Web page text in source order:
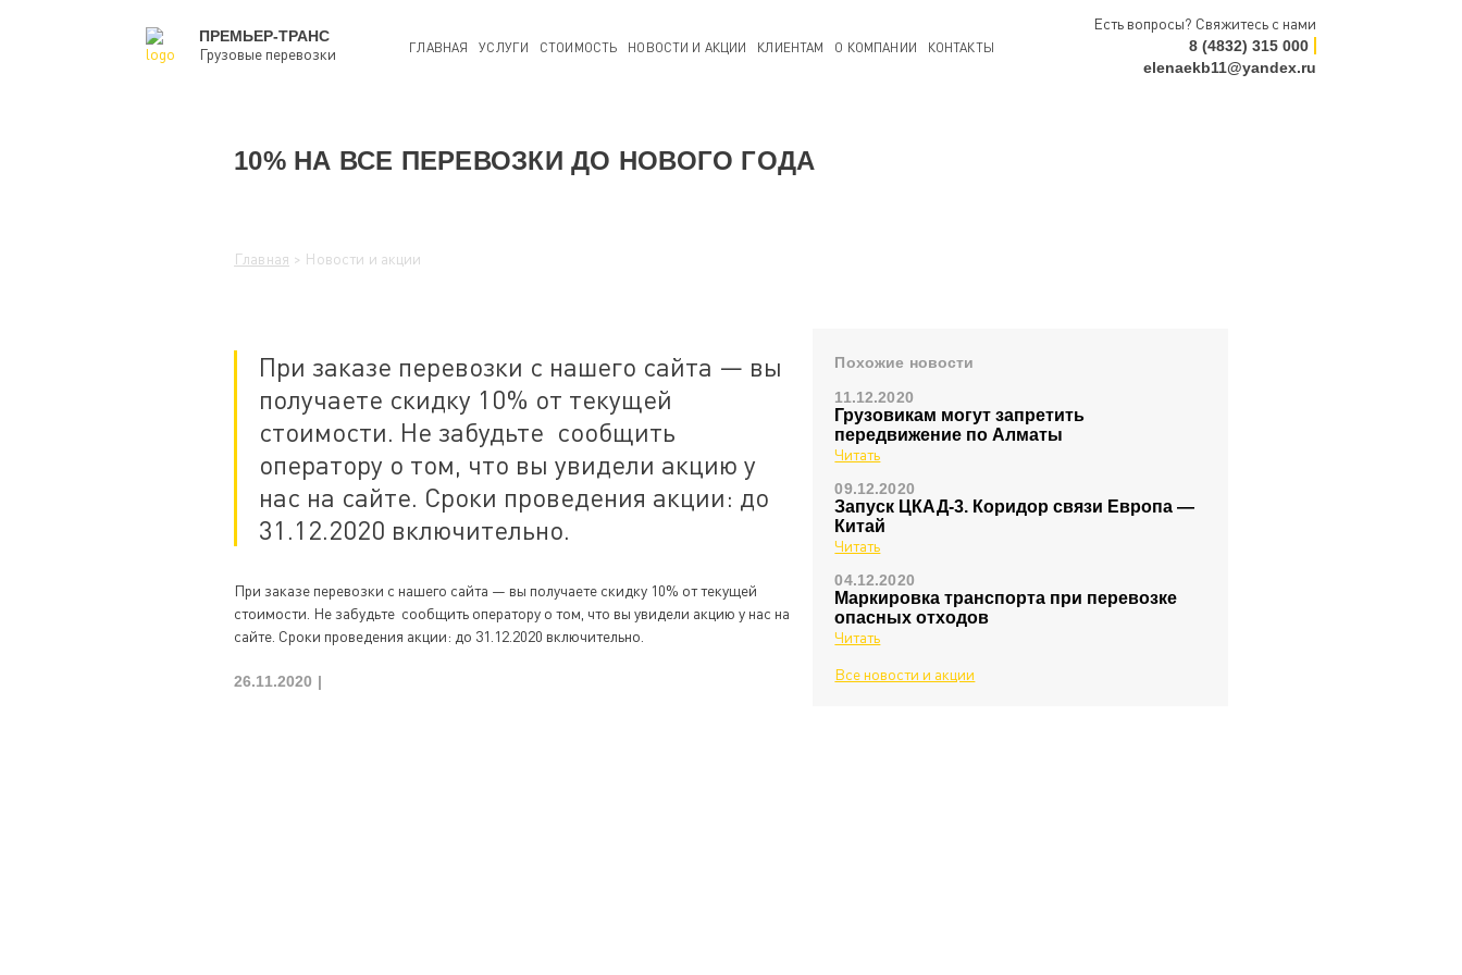
ПРЕМЬЕР-ТРАНС
Грузовые перевозки ГЛАВНАЯ УСЛУГИ СТОИМОСТЬ НОВОСТИ И АКЦИИ КЛИЕНТАМ О КОМПАНИИ КОНТАКТЫ
Есть вопросы? Свяжитесь с нами
8 (4832) 315 000
elenaekb11@yandex.ru
10% НА ВСЕ ПЕРЕВОЗКИ ДО НОВОГО ГОДА
Главная > Новости и акции
При заказе перевозки с нашего сайта — вы
получаете скидку 10% от текущей
стоимости. Не забудьте сообщить
оператору о том, что вы увидели акцию у
нас на сайте. Сроки проведения акции: до
31.12.2020 включительно.
При заказе перевозки с нашего сайта — вы получаете скидку 10% от текущей
стоимости. Не забудьте сообщить оператору о том, что вы увидели акцию у нас на
сайте. Сроки проведения акции: до 31.12.2020 включительно.
26.11.2020 |
Похожие новости
11.12.2020
Грузовикам могут запретить
передвижение по Алматы
Читать
09.12.2020
Запуск ЦКАД-3. Коридор связи Европа —
Китай
Читать
04.12.2020
Маркировка транспорта при перевозке
опасных отходов
Читать
Все новости и акции